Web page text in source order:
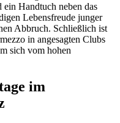
Handtuch neben das
Lebensfreude junger
Abbruch. Schließlich ist
in angesagten Clubs
sich vom hohen
im